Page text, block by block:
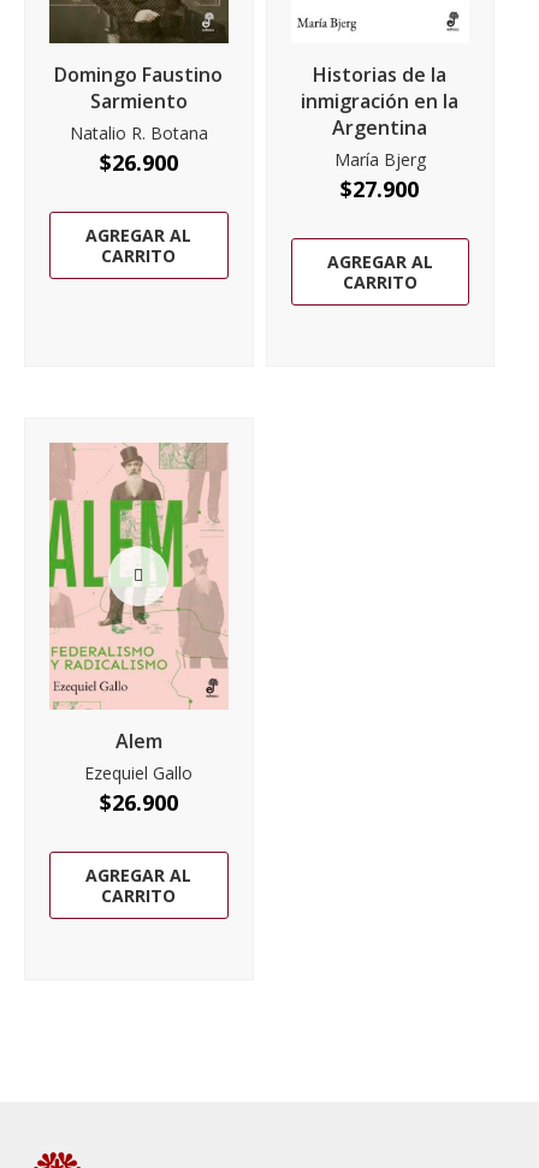
Domingo Faustino
Sarmiento
Natalio R. Botana
$26.900
AGREGAR AL
CARRITO
Historias de la
inmigración en la
Argentina
María Bjerg
$27.900
AGREGAR AL
CARRITO
Alem
Ezequiel Gallo
$26.900
AGREGAR AL
CARRITO